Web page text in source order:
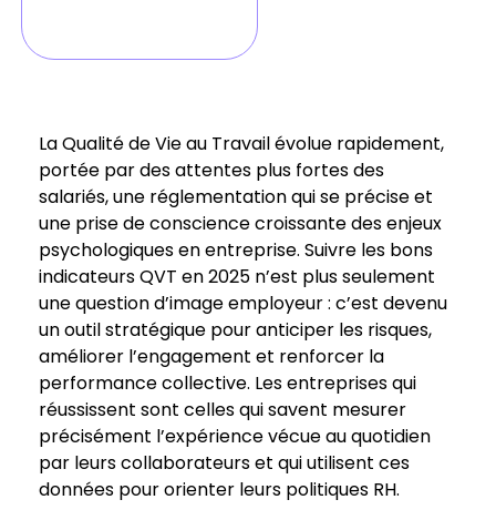
La Qualité de Vie au Travail évolue rapidement,
portée par des attentes plus fortes des
salariés, une réglementation qui se précise et
une prise de conscience croissante des enjeux
psychologiques en entreprise. Suivre les bons
indicateurs QVT en 2025 n’est plus seulement
une question d’image employeur : c’est devenu
un outil stratégique pour anticiper les risques,
améliorer l’engagement et renforcer la
performance collective. Les entreprises qui
réussissent sont celles qui savent mesurer
précisément l’expérience vécue au quotidien
par leurs collaborateurs et qui utilisent ces
données pour orienter leurs politiques RH.